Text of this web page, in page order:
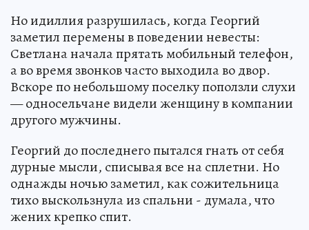
Но идиллия разрушилась, когда Георгий
заметил перемены в поведении невесты:
Светлана начала прятать мобильный телефон,
а во время звонков часто выходила во двор.
Вскоре по небольшому поселку поползли слухи
— односельчане видели женщину в компании
другого мужчины.
Георгий до последнего пытался гнать от себя
дурные мысли, списывая все на сплетни. Но
однажды ночью заметил, как сожительница
тихо выскользнула из спальни - думала, что
жених крепко спит.